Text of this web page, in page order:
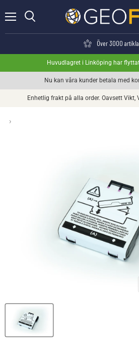
Över 3000
Huvudlagret i Linköping har
Nu kan våra kunder betala med
Enhetlig frakt på alla order. Oavsett Vikt,
›